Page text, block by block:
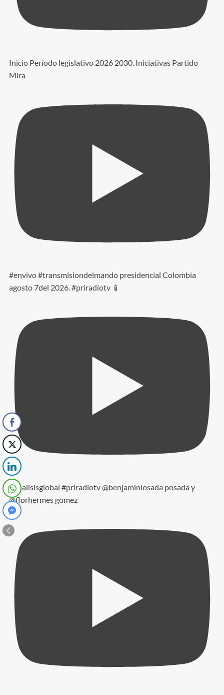
Inicio Período legislativo 2026 2030. Iniciativas Partido
Mira
#envivo #transmisiondelmando presidencial Colombia
agosto 7del 2026. #priradiotv 📱
#analisisglobal #priradiotv @benjaminlosada posada y
@florhermes gomez